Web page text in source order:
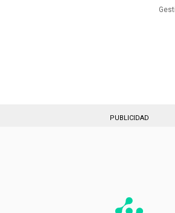
PUBLICIDAD